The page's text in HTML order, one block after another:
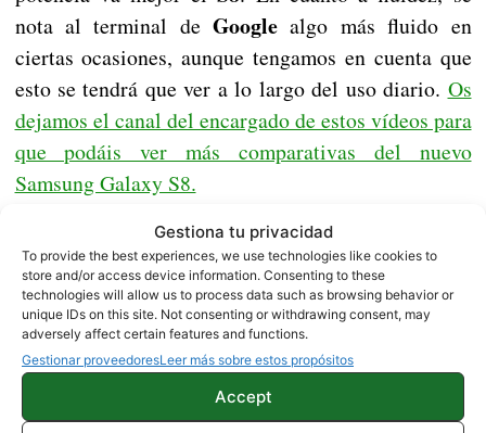
Gestiona tu privacidad
To provide the best experiences, we use technologies like cookies to
store and/or access device information. Consenting to these
technologies will allow us to process data such as browsing behavior or
unique IDs on this site. Not consenting or withdrawing consent, may
adversely affect certain features and functions.
Gestionar proveedoresLeer más sobre estos propósitos
Accept
nota al terminal de Google algo más fluido en
ciertas ocasiones, aunque tengamos en cuenta que
esto se tendrá que ver a lo largo del uso diario. Os
dejamos el canal del encargado de estos vídeos para
que podáis ver más comparativas del nuevo
Samsung Galaxy S8.
Sin duda en estas comparativas entre el
Galaxy S8 vs OnePlus 3T, Pixel y Mi MIX,vemos
que en todas gana el S8 en cuanto a potencia,
aunque hay que tomar estos vídeos solo como algo
orientativo, ya que esto lo analizaremos más a
Galaxy S8.